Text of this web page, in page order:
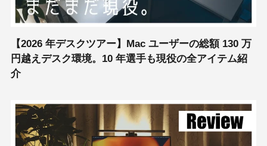
【2026 年デスクツアー】Mac ユーザーの総額 130 万
円越えデスク環境。10 年選手も現役の全アイテム紹
介